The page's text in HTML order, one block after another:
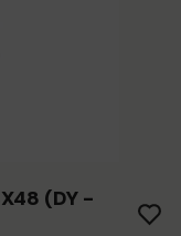
(DY -